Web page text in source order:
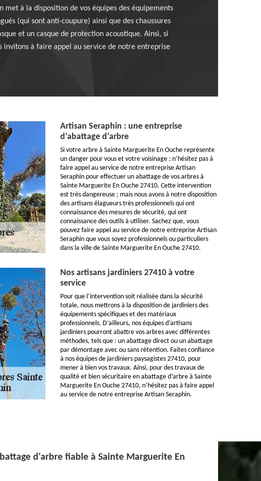
à la disposition de vos équipes des équipements
(qui sont anti-coupure) ainsi que des chaussures
et un casque de protection acoustique. Ainsi, si
invitons à faire appel au service de notre entreprise
Artisan Seraphin : une entreprise
d’abattage d’arbre
Si votre arbre à Sainte Marguerite En Ouche représente
un danger pour vous et votre voisinage ; n’hésitez pas à
faire appel au service de notre entreprise Artisan
Seraphin pour effectuer un abattage de vos arbres à
Sainte Marguerite En Ouche 27410. Cette intervention
est très dangereuse ; mais nous avons à notre disposition
des artisans élagueurs très professionnels qui ont
connaissance des mesures de sécurité, qui ont
connaissance des outils à utiliser. Sachez que, vous
pouvez faire appel au service de notre entreprise Artisan
Seraphin que vous soyez professionnels ou particuliers
dans la ville de Sainte Marguerite En Ouche 27410.
Nos artisans jardiniers 27410 à votre
service
Pour que l’intervention soit réalisée dans la sécurité
totale, nous mettrons à la disposition de jardiniers des
équipements spécifiques et des matériaux
professionnels. D’ailleurs, nos équipes d’artisans
jardiniers pourront abattre vos arbres avec différentes
méthodes, tels que : un abattage direct ou un abattage
par démontage avec ou sans rétention. Faites confiance
à nos équipes de jardiniers paysagistes 27410, pour
mener à bien vos travaux. Ainsi, pour des travaux de
qualité et bien sécuritaire en abattage d’arbre à Sainte
Marguerite En Ouche 27410, n’hésitez pas à faire appel
au service de notre entreprise Artisan Seraphin.
d'arbre fiable à Sainte Marguerite En